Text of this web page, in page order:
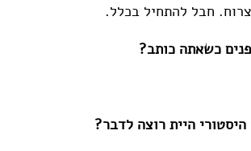
חבל להתחיל בכלל.
כשאתה כותב?
היית רוצה לדבר?